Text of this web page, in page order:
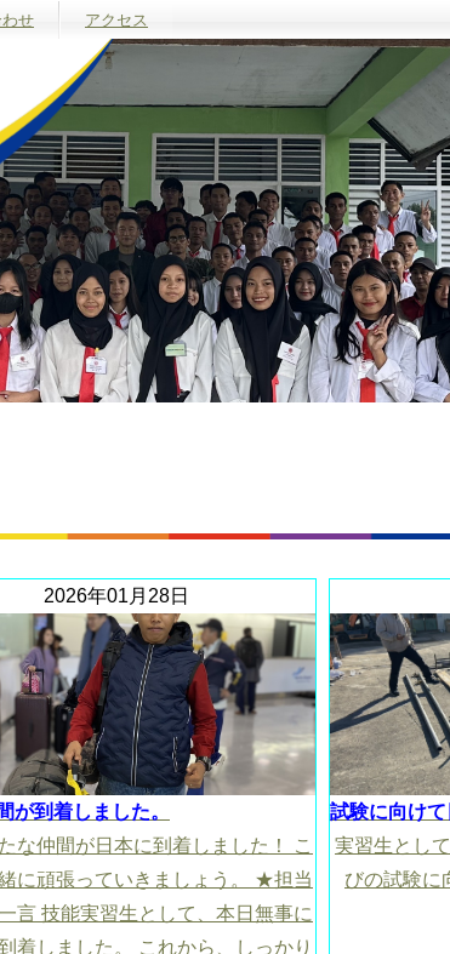
せ アクセス
2026年01月28日
が到着しました。
な仲間が日本に到着しました！ こ
に頑張っていきましょう。 ★担当
言 技能実習生として、本日無事に
着しました。 これから、しっかり
試験に向けて
実習生とし
びの試験に